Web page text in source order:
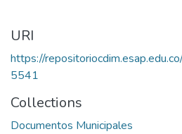
URI
https://
5541
Collections
Documentos Municipales